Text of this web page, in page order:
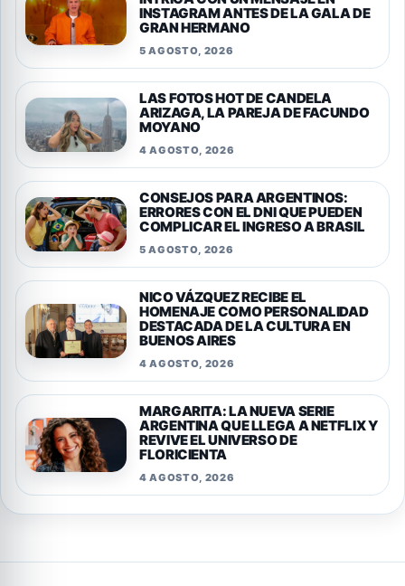
INSTAGRAM ANTES DE LA GALA DE
GRAN HERMANO
5 AGOSTO, 2026
LAS FOTOS HOT DE CANDELA
ARIZAGA, LA PAREJA DE FACUNDO
MOYANO
4 AGOSTO, 2026
CONSEJOS PARA ARGENTINOS:
ERRORES CON EL DNI QUE PUEDEN
COMPLICAR EL INGRESO A BRASIL
5 AGOSTO, 2026
NICO VÁZQUEZ RECIBE EL
HOMENAJE COMO PERSONALIDAD
DESTACADA DE LA CULTURA EN
BUENOS AIRES
4 AGOSTO, 2026
MARGARITA: LA NUEVA SERIE
ARGENTINA QUE LLEGA A NETFLIX Y
REVIVE EL UNIVERSO DE
FLORICIENTA
4 AGOSTO, 2026